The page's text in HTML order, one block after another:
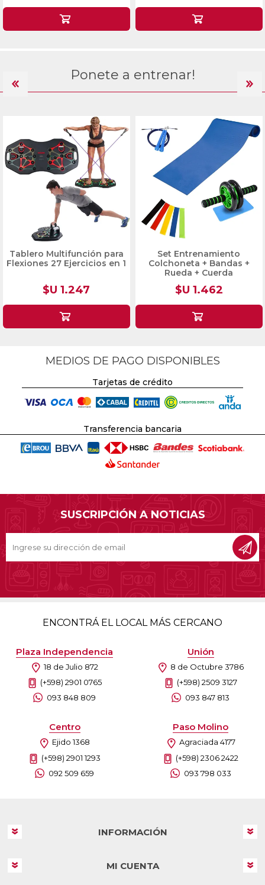
Ponete a entrenar!
Set Entrenamiento
Colchoneta + Bandas +
$U 1.462
Cuello Bufanda Térmica
Tapa Boca
$U 194
MEDIOS DE PAGO DISPONIBLES
Tarjetas de crédito
Transferencia bancaria
SUSCRIPCIÓN A NOTICIAS
ENCONTRÁ EL LOCAL MÁS CERCANO
Plaza Independencia
18 de Julio 872
(+598) 2901 0765
093 848 809
Unión
8 de Octubre 3786
(+598) 2509 3127
093 847 813
Centro
Ejido 1368
(+598) 2901 1293
092 509 659
Paso Molino
Agraciada 4177
(+598) 2306 2422
093 798 033
INFORMACIÓN
MI CUENTA